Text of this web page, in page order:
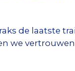
de laatste
we